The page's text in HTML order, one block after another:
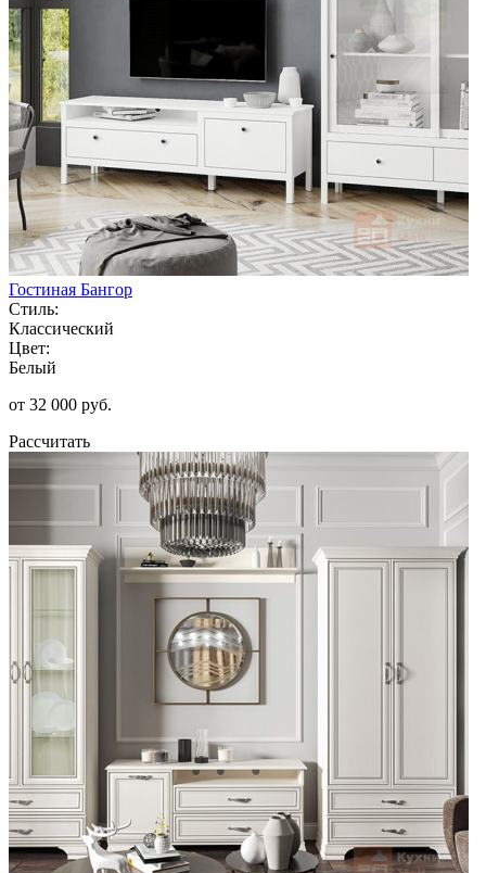
Гостиная Бангор
Стиль:
Классический
Цвет:
Белый
от 32 000 руб.
Рассчитать